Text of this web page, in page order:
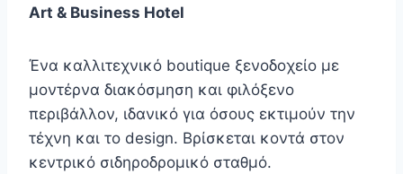
Art & Business Hotel
Ένα καλλιτεχνικό boutique ξενοδοχείο με
μοντέρνα διακόσμηση και φιλόξενο
περιβάλλον, ιδανικό για όσους εκτιμούν την
τέχνη και το design. Βρίσκεται κοντά στον
κεντρικό σιδηροδρομικό σταθμό.